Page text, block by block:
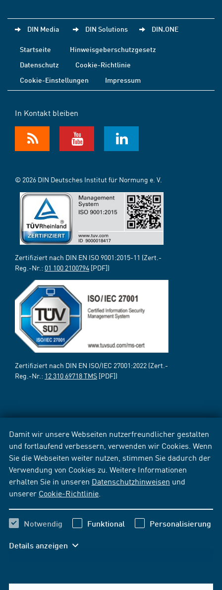
Damit wir unsere Webseiten nutzerfreundlicher gestalten
und fortlaufend verbessern, verwenden wir Cookies. Wenn
Sie die Webseiten weiter nutzen, stimmen Sie dadurch der
Verwendung von Cookies zu. Weitere Informationen
erhalten Sie in unseren Datenschutzhinweisen und
unserer Cookie-Richtlinie
Notwendig Funktional Personalisierung
Details anzeigen
DIN Media DIN Solutions DIN.ONE
Startseite
Hinweisgeberschutzgesetz
Datenschutz
Cookie-Richtlinie
Cookie-Einstellungen
Impressum
In Kontakt bleiben
© 2026 DIN Deutsches Institut für Normung e. V.
Zertifiziert nach DIN EN ISO 9001:2015-11 (Zert.-
Reg.-Nr.: 01 100 2100794 [PDF])
Zertifiziert nach DIN EN ISO/IEC 27001:2022 (Zert.-
Reg.-Nr.: 12 310 69718 TMS [PDF])